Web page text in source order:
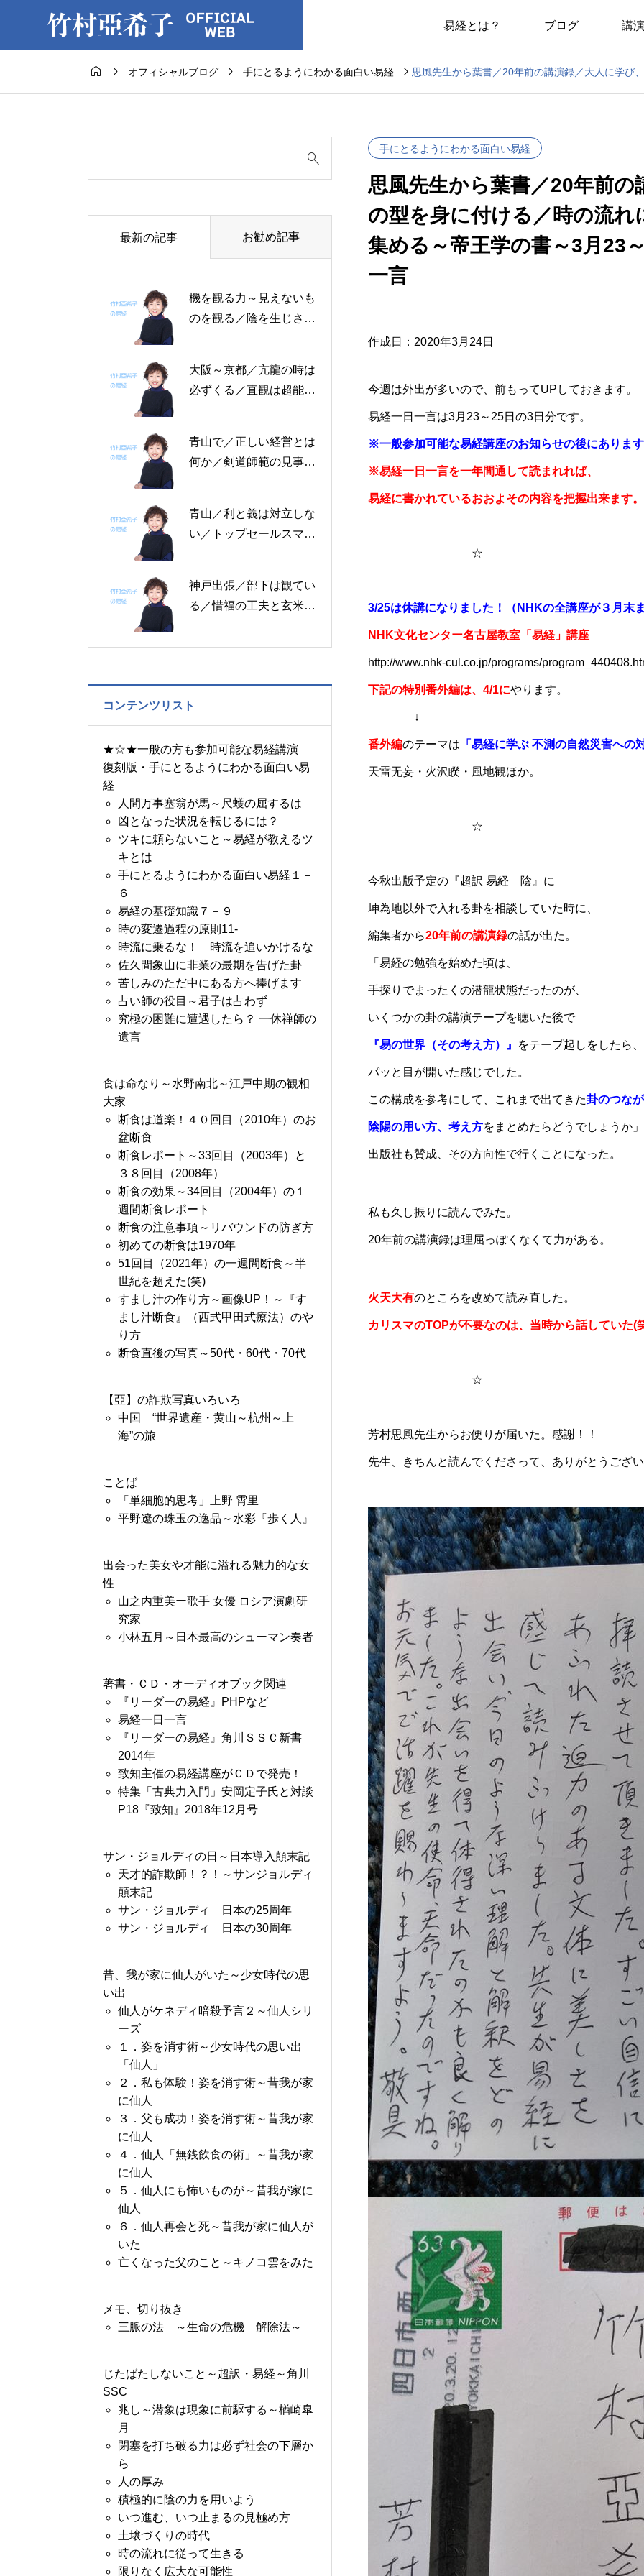
易経とは？ ブログ 講
  オフィシャルブログ  手にとるようにわかる面白い易経 
手にとるようにわかる面白い易経
思風先生から葉書／20年前
の型を身に付ける／時の流
集める～帝王学の書～3月23
一言
作成日：2020年3月24日
​​​今週は外出が多いので、前もってUPしておきます。
易経一日一言は3月23～25日の3日分です。
※一般参加可能な易経講座のお知らせの後にありま
※易経一日一言を一年間通して読まれれば、
易経に書かれているおおよその内容を把握出来ます。
☆
3/25は休講になりました！（NHKの全講座が３月末
NHK文化センター名古屋教室「易経」講座
http://www.nhk-cul.co.jp/programs/
下記の特別番外編は、4/1にやります。
↓
番外編のテーマは 「易経に学ぶ 不測の自然災害への
​​​​天雷无妄・火沢睽・風地観ほか。
☆
今秋出版予定の『超訳 易経 陰』に
坤為地以外で入れる卦を相談していた時に、
編集者から20年前の講演録の話が出た。
「易経の勉強を始めた頃は、
手探りでまったくの潜龍状態だったのが、
いくつかの卦の講演テープを聴いた後で
『易の世界（その考え方）』 をテープ起しをしたら、
パッと目が開いた感じでした。
この構成を参考にして、これまで出てきた卦のつな
陰陽の用い方、考え方をまとめたらどうでしょうか」
出版社も賛成、その方向性で行くことになった。
私も久し振りに読んでみた。
20年前の講演録は理屈っぽくなくて力がある。
火天大有のところを改めて読み直した。
カリスマのTOPが不要なのは、当時から話していた(
☆
芳村思風先生からお便りが届いた。感謝！！
先生、きちんと読んでくださって、ありがとうござ
最新の記事 お勧め記事
機を観る力～見えないも
のを観る／陰を生じさせ
月4日～2月8日の5日分
の易経一日一言
大阪～京都／亢龍の時は
必ずくる／直観は超能力
月3日の5日分の易経一日
一言
青山で／正しい経営とは
何か／剣道師範の見事な
日の5日分の易経一日一
言
青山／利と義は対立しな
い／トップセールスマン
の書～1月19日～24日の
6日分の易経一日一言
神戸出張／部下は観てい
る／惜福の工夫と玄米食
の書～1月14日～18日の
コンテンツリスト
★☆★一般の方も参加可能な易経講演
復刻版・手にとるようにわかる面白い易
経
人間万事塞翁が馬～尺蠖の屈するは
凶となった状況を転じるには？
ツキに頼らないこと～易経が教えるツ
キとは
手にとるようにわかる面白い易経１－
６
易経の基礎知識７－９
時の変遷過程の原則11-
時流に乗るな！ 時流を追いかけるな
佐久間象山に非業の最期を告げた卦
苦しみのただ中にある方へ捧げます
占い師の役目～君子は占わず
究極の困難に遭遇したら？ 一休禅師の
遺言
食は命なり～水野南北～江戸中期の観相
大家
断食は道楽！４０回目（2010年）のお
盆断食
断食レポート～33回目（2003年）と
３８回目（2008年）
断食の効果～34回目（2004年）の１
週間断食レポート
断食の注意事項～リバウンドの防ぎ方
初めての断食は1970年
51回目（2021年）の一週間断食～半
世紀を超えた(笑)
すまし汁の作り方～画像UP！～『す
まし汁断食』（西式甲田式療法）のや
り方
断食直後の写真～50代・60代・70代
【亞】の詐欺写真いろいろ
中国 “世界遺産・黄山～杭州～上
海”の旅
ことば
「単細胞的思考」上野 霄里
平野遼の珠玉の逸品～水彩『歩く人』
出会った美女や才能に溢れる魅力的な女
性
山之内重美ー歌手 女優 ロシア演劇研
究家
小林五月～日本最高のシューマン奏者
著書・ＣＤ・オーディオブック関連
『リーダーの易経』PHPなど
易経一日一言
『リーダーの易経』角川ＳＳＣ新書
2014年
致知主催の易経講座がＣＤで発売！
特集「古典力入門」安岡定子氏と対談
P18『致知』2018年12月号
サン・ジョルディの日～日本導入顛末記
天才的詐欺師！？！～サンジョルディ
顛末記
サン・ジョルディ 日本の25周年
サン・ジョルディ 日本の30周年
昔、我が家に仙人がいた～少女時代の思
い出
仙人がケネディ暗殺予言２～仙人シリ
ーズ
１．姿を消す術～少女時代の思い出
「仙人」
２．私も体験！姿を消す術～昔我が家
に仙人
３．父も成功！姿を消す術～昔我が家
に仙人
４．仙人「無銭飲食の術」～昔我が家
に仙人
５．仙人にも怖いものが～昔我が家に
仙人
６．仙人再会と死～昔我が家に仙人が
いた
亡くなった父のこと～キノコ雲をみた
メモ、切り抜き
三脈の法 ～生命の危機 解除法～
じたばたしないこと～超訳・易経～角川
SSC
兆し～潜象は現象に前駆する～楢崎皐
月
閉塞を打ち破る力は必ず社会の下層か
ら
人の厚み
積極的に陰の力を用いよう
いつ進む、いつ止まるの見極め方
土壌づくりの時代
時の流れに従って生きる
限りなく広大な可能性